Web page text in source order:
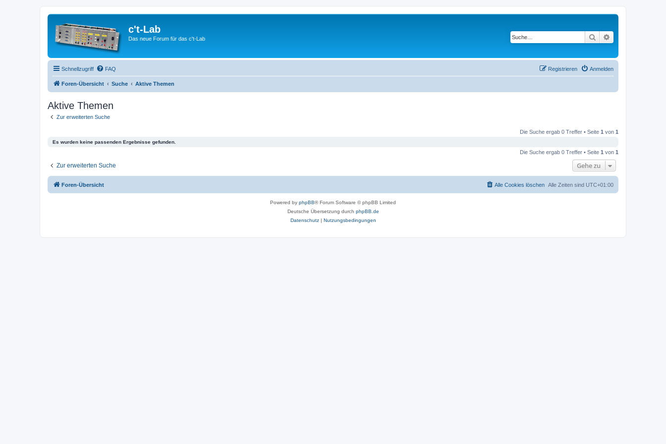
c't-Lab
Das neue Forum für das c't-Lab Suche
Schnellzugriff FAQ Anmelden
Registrieren
Foren-Übersicht Suche Aktive Themen
Aktive Themen
Zur erweiterten Suche
Die Suche ergab 0 Treffer • Seite 1 von 1
Es wurden keine passenden Ergebnisse gefunden.
Die Suche ergab 0 Treffer • Seite 1 von 1
Zur erweiterten Suche Gehe zu
Foren-Übersicht Alle Zeiten sind UTC+01:00
Alle Cookies löschen
Powered by phpBB® Forum Software © phpBB Limited
Deutsche Übersetzung durch phpBB.de
Datenschutz| Nutzungsbedingungen